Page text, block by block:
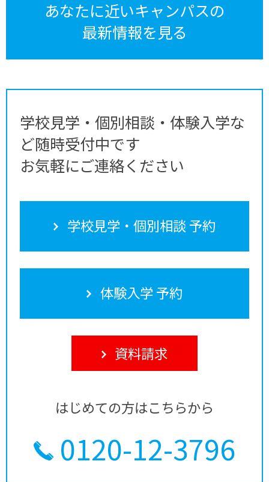
あなたに近いキャンパスの
最新情報を見る
学校見学・個別相談・体験入学な
ど随時受付中です
お気軽にご連絡ください
学校見学・個別相談 予約
体験入学 予約
資料請求
はじめての方はこちらから
0120-12-3796